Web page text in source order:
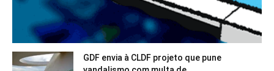
GDF envia à CLDF projeto que pune